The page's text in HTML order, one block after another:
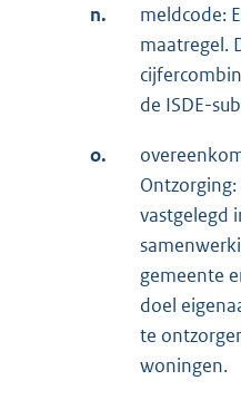
n.
meldcode:
maatregel.
de ISDE-
o.
vastgelegd
gemeente
doel
te
woningen.